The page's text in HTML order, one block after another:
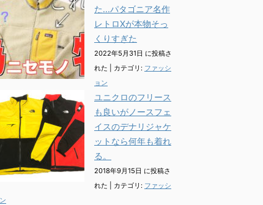
た...パタゴニア名作
レトロXが本物そっ
くりすぎた
2022年5月31日 に投稿さ
れた
カテゴリ: ファッシ
ョン
ユニクロのフリース
も良いがノースフェ
イスのデナリジャケ
ットなら何年も着れ
る。
2018年9月15日 に投稿さ
れた
カテゴリ: ファッシ